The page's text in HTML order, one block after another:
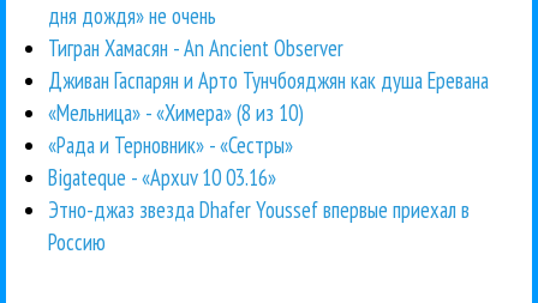
дня дождя» не очень
Тигран Хамасян - An Ancient Observer
Дживан Гаспарян и Арто Тунчбояджян как душа Еревана
«Мельница» - «Химера» (8 из 10)
«Рада и Терновник» - «Сестры»
Bigateque - «Apxuv 10 03.16»
Этно-джаз звезда Dhafer Youssef впервые приехал в
Россию